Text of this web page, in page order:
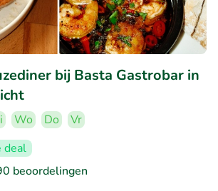
bij Basta Gastrobar in
Wo Do
Vr
deal
beoordelingen